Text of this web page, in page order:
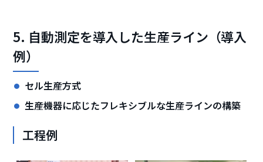
5. 自動測定を導入した生産ライン（導入
例）
セル生産方式
生産機器に応じたフレキシブルな生産ラインの構築
工程例